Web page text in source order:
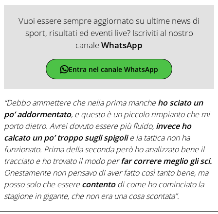
Vuoi essere sempre aggiornato su ultime news di
sport, risultati ed eventi live? Iscriviti al nostro
canaleWhatsApp
Entra nel canale WhatsApp
“Debbo ammettere che nella prima mancheho sciato un
po’ addormentato, e questo è un piccolo rimpianto che mi
porto dietro. Avrei dovuto essere più fluido, invece ho
calcato un po’ troppo sugli spigolie la tattica non ha
funzionato. Prima della seconda però ho analizzato bene il
tracciato e ho trovato il modo perfar correre meglio gli sci.
Onestamente non pensavo di aver fatto così tanto bene, ma
posso solo che esserecontentodi come ho cominciato la
stagione in gigante, che non era una cosa scontata”.